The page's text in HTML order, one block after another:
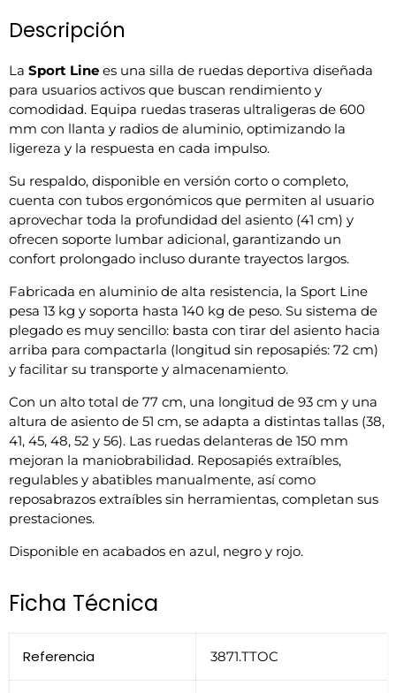
Descripción
La Sport Line es una silla de ruedas deportiva diseñada
para usuarios activos que buscan rendimiento y
comodidad. Equipa ruedas traseras ultraligeras de 600
mm con llanta y radios de aluminio, optimizando la
ligereza y la respuesta en cada impulso.
Su respaldo, disponible en versión corto o completo,
cuenta con tubos ergonómicos que permiten al usuario
aprovechar toda la profundidad del asiento (41 cm) y
ofrecen soporte lumbar adicional, garantizando un
confort prolongado incluso durante trayectos largos.
Fabricada en aluminio de alta resistencia, la Sport Line
pesa 13 kg y soporta hasta 140 kg de peso. Su sistema de
plegado es muy sencillo: basta con tirar del asiento hacia
arriba para compactarla (longitud sin reposapiés: 72 cm)
y facilitar su transporte y almacenamiento.
Con un alto total de 77 cm, una longitud de 93 cm y una
altura de asiento de 51 cm, se adapta a distintas tallas (38,
41, 45, 48, 52 y 56). Las ruedas delanteras de 150 mm
mejoran la maniobrabilidad. Reposapiés extraíbles,
regulables y abatibles manualmente, así como
reposabrazos extraíbles sin herramientas, completan sus
prestaciones.
Disponible en acabados en azul, negro y rojo.
Ficha Técnica
Referencia 3871.TTOC